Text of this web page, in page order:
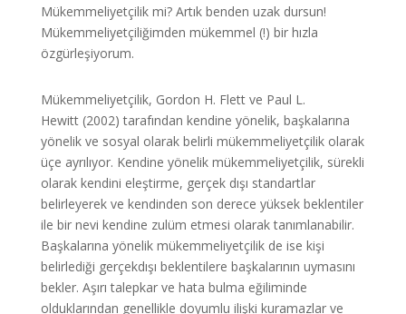
Mükemmeliyetçilik mi? Artık benden uzak dursun!
Mükemmeliyetçiliğimden mükemmel (!) bir hızla
özgürleşiyorum.
Mükemmeliyetçilik, Gordon H. Flett ve Paul L.
Hewitt (2002) tarafından kendine yönelik, başkalarına
yönelik ve sosyal olarak belirli mükemmeliyetçilik olarak
üçe ayrılıyor. Kendine yönelik mükemmeliyetçilik, sürekli
olarak kendini eleştirme, gerçek dışı standartlar
belirleyerek ve kendinden son derece yüksek beklentiler
ile bir nevi kendine zulüm etmesi olarak tanımlanabilir.
Başkalarına yönelik mükemmeliyetçilik de ise kişi
belirlediği gerçekdışı beklentilere başkalarının uymasını
bekler. Aşırı talepkar ve hata bulma eğiliminde
olduklarından genellikle doyumlu ilişki kuramazlar ve